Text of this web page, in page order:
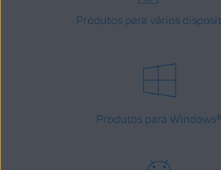
Produtos para vários
Produtos para Windows®